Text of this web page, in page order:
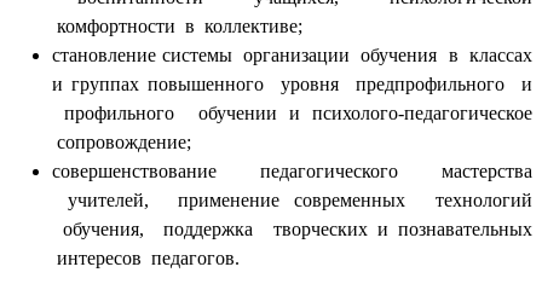
комфортности в коллективе;
становление системы организации обучения в классах
и группах повышенного уровня предпрофильного и
профильного обучении и психолого-педагогическое
сопровождение;
совершенствование педагогического мастерства
учителей, применение современных технологий
обучения, поддержка творческих и познавательных
интересов педагогов.